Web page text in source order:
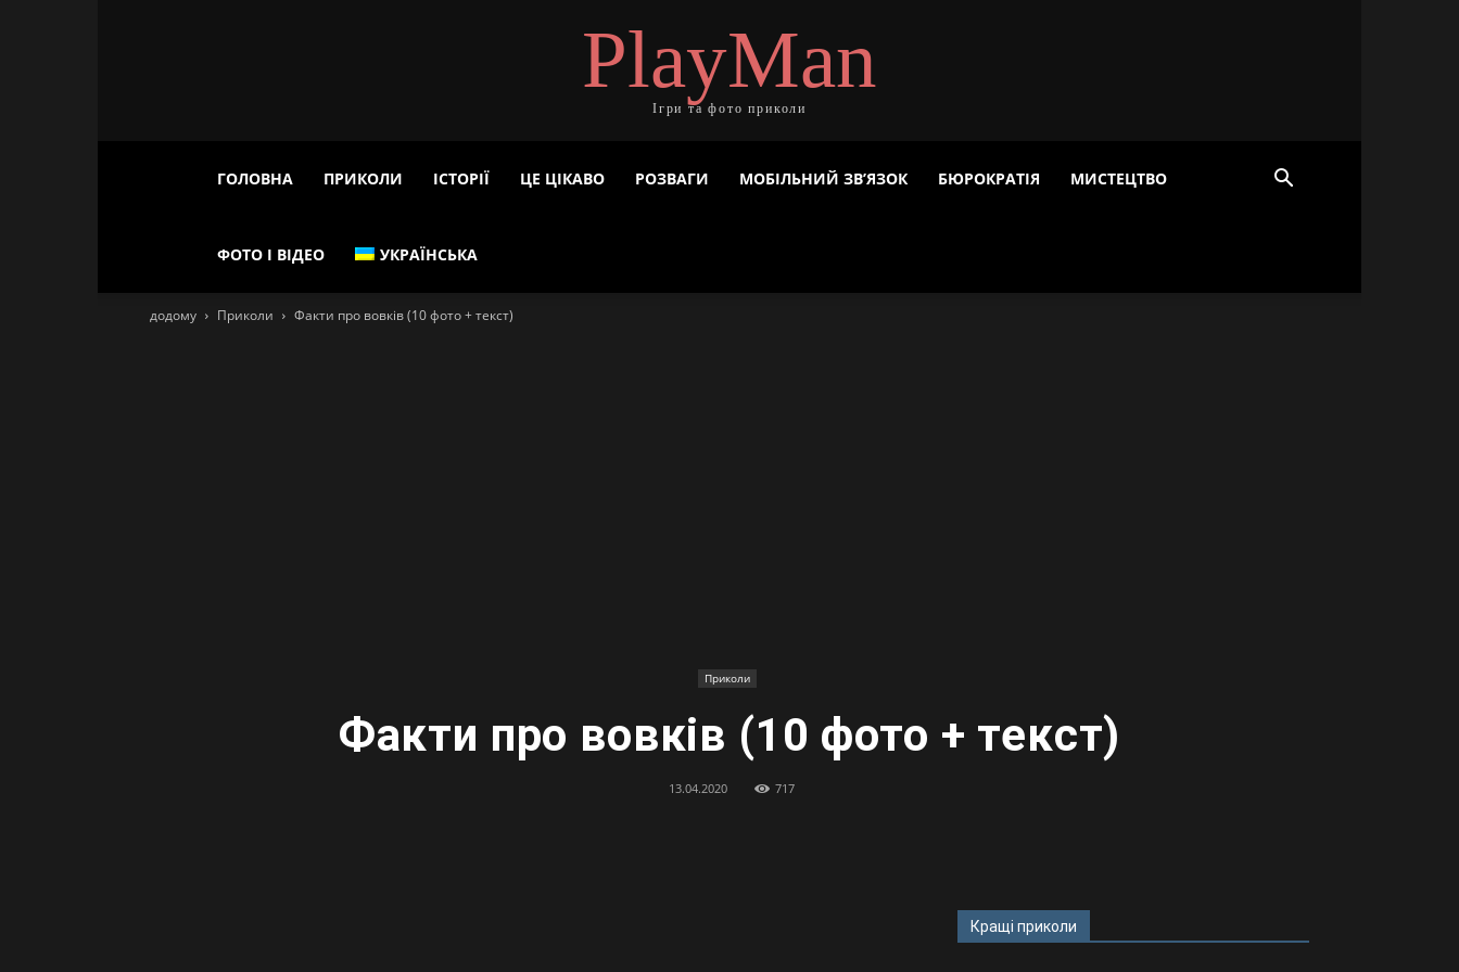
PlayMan
Ігри та фото приколи
ГОЛОВНА ПРИКОЛИ ІСТОРІЇ ЦЕ ЦІКАВО РОЗВАГИ МОБІЛЬНИЙ ЗВ’ЯЗОК БЮРОКРАТІЯ МИСТЕЦТВО
ФОТО І ВІДЕО УКРАЇНСЬКА
додому Приколи Факти про вовків (10 фото + текст)
Приколи
Факти про вовків (10 фото + текст)
13.04.2020 717
Кращі приколи